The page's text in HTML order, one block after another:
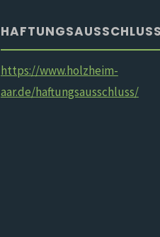
HAFTUNGSAUSSCHLUSS
https://www.holzheim-
aar.de/haftungsausschluss/